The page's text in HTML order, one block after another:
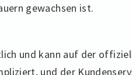
gewachsen ist.
und kann auf der
und der